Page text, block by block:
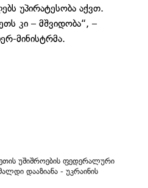
უპირატესობა აქვთ.
კი – მშვიდობა“, –
მინისტრმა.
უშიშროების ფედერალური
დააზიანა - უკრაინის